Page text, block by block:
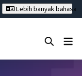
Lebih banyak bahasa